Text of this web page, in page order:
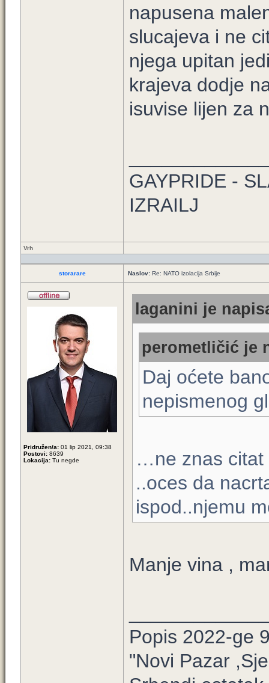
napusena
slucajeva i ne
njega upitan
krajeva dodje
isuvise lijen za
GAYPRIDE -
IZRAILJ
Vrh
storarare Naslov: Re: NATO izolacija Srbije
Pridružen/a: 01 lip 2021, 09:38
Postovi: 8639
Lokacija: Tu negde
laganini je
perometličić je
Daj oćete
nepismenog
…ne znas citat
..oces da
ispod..njemu
Manje vina ,
Popis 2022-ge
"Novi Pazar